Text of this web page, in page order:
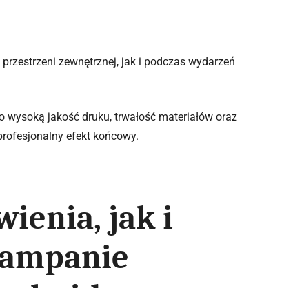
zewnętrznej, jak i podczas wydarzeń
wysoką jakość druku, trwałość materiałów oraz
efekt końcowy.